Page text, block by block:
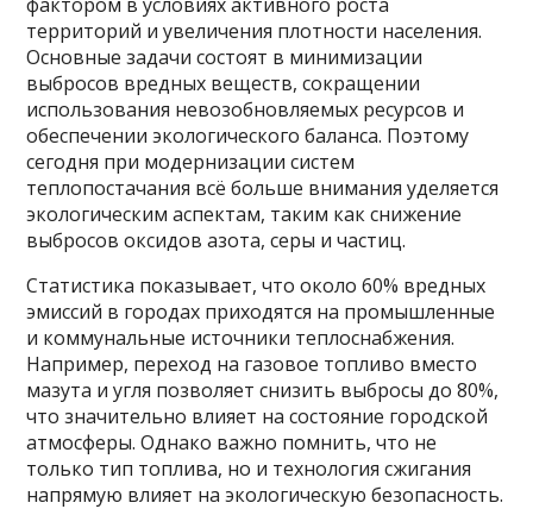
территорий и увеличения плотности населения.
Основные задачи состоят в минимизации
выбросов вредных веществ, сокращении
использования невозобновляемых ресурсов и
обеспечении экологического баланса. Поэтому
сегодня при модернизации систем
теплопостачания всё больше внимания уделяется
экологическим аспектам, таким как снижение
выбросов оксидов азота, серы и частиц.
Статистика показывает, что около 60% вредных
эмиссий в городах приходятся на промышленные
и коммунальные источники теплоснабжения.
Например, переход на газовое топливо вместо
мазута и угля позволяет снизить выбросы до 80%,
что значительно влияет на состояние городской
атмосферы. Однако важно помнить, что не
только тип топлива, но и технология сжигания
напрямую влияет на экологическую безопасность.